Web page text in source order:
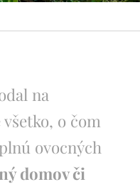
na
o čom
ovocných
domov či